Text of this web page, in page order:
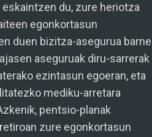
du, zure heriotza
egonkortasun
duen bizitza-asegurua
aseguruak diru-sarrerak
ezintasun egoeran, eta
mediku-arretara
pentsio-planak
zure egonkortasun